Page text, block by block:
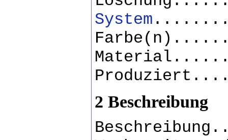
System
2 Beschreibung